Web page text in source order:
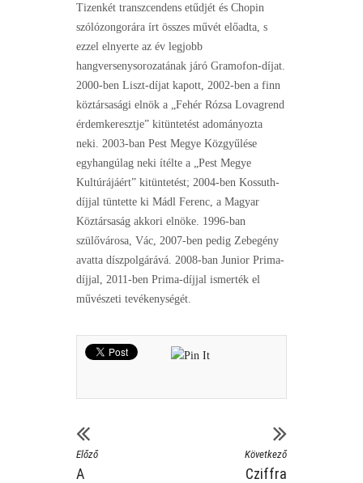
Tizenkét transzcendens etűdjét és Chopin
szólózongorára írt összes művét előadta, s
ezzel elnyerte az év legjobb
hangversenysorozatának járó Gramofon-díjat.
2000-ben Liszt-díjat kapott, 2002-ben a finn
köztársasági elnök a „Fehér Rózsa Lovagrend
érdemkeresztje” kitüntetést adományozta
neki. 2003-ban Pest Megye Közgyűlése
egyhangúlag neki ítélte a „Pest Megye
Kultúrájáért” kitüntetést; 2004-ben Kossuth-
díjjal tüntette ki Mádl Ferenc, a Magyar
Köztársaság akkori elnöke. 1996-ban
szülővárosa, Vác, 2007-ben pedig Zebegény
avatta díszpolgárává. 2008-ban Junior Prima-
díjjal, 2011-ben Prima-díjjal ismerték el
művészeti tevékenységét.
Előző
A
Következő
Cziffra